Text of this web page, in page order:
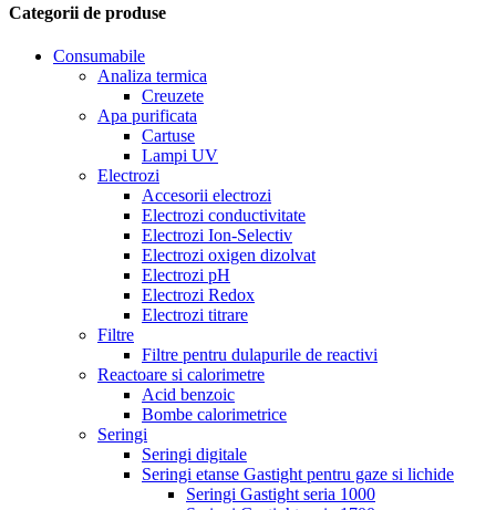
Categorii de produse
Consumabile
Analiza termica
Creuzete
Apa purificata
Cartuse
Lampi UV
Electrozi
Accesorii electrozi
Electrozi conductivitate
Electrozi Ion-Selectiv
Electrozi oxigen dizolvat
Electrozi pH
Electrozi Redox
Electrozi titrare
Filtre
Filtre pentru dulapurile de reactivi
Reactoare si calorimetre
Acid benzoic
Bombe calorimetrice
Seringi
Seringi digitale
Seringi etanse Gastight pentru gaze si lichide
Seringi Gastight seria 1000